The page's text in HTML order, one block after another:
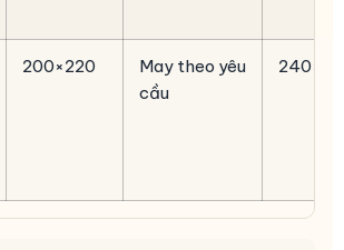
200×220
May theo yêu
cầu